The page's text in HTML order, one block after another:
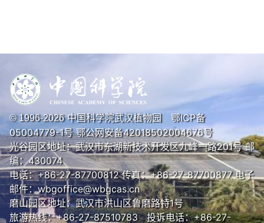
© 1996-2026中国科学院武汉植物园 鄂ICP备
05004779-1号鄂公网安备42018502004676号
光谷园区地址：武汉市东湖新技术开发区九峰一路201号 邮
编：430074
电话：+86-27-87700812 传真：+86-27-87700877 电子
邮件：wbgoffice@wbgcas.cn
磨山园区地址：武汉市洪山区鲁磨路特1号
旅游热线：+86-27-87510783 投诉电话：+86-27-